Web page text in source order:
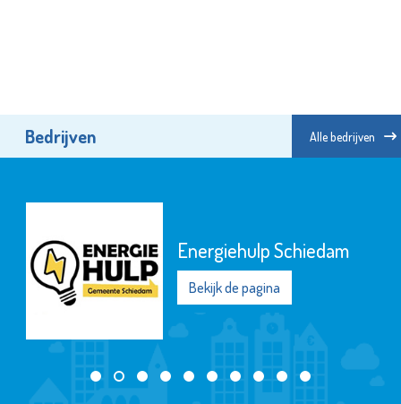
Bedrijven Alle bedrijven
Energiehulp Schiedam
Bekijk de pagina